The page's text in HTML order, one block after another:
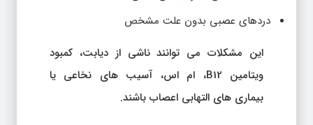
دردهای عصبی بدون علت مشخص
این مشکلات می توانند ناشی از دیابت، کمبود
ویتامین B12، ام اس، آسیب های نخاعی یا
بیماری های التهابی اعصاب باشند.